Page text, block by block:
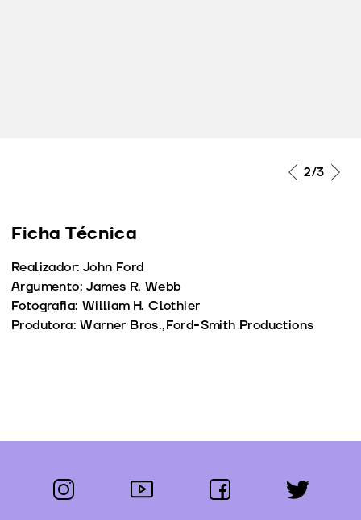
2/3
Ficha Técnica
Realizador: John Ford
Argumento: James R. Webb
Fotografia: William H. Clothier
Produtora: Warner Bros.,Ford-Smith Productions
Segue-nos:
instagram youtube facebook twitter